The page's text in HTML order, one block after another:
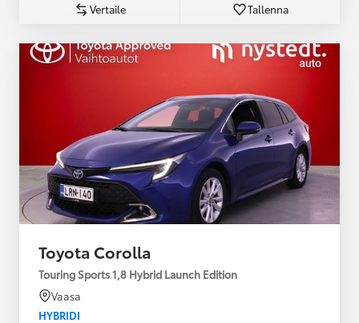
Vertaile Tallenna
Toyota Corolla
Touring Sports 1,8 Hybrid Launch Edition
Vaasa
HYBRIDI